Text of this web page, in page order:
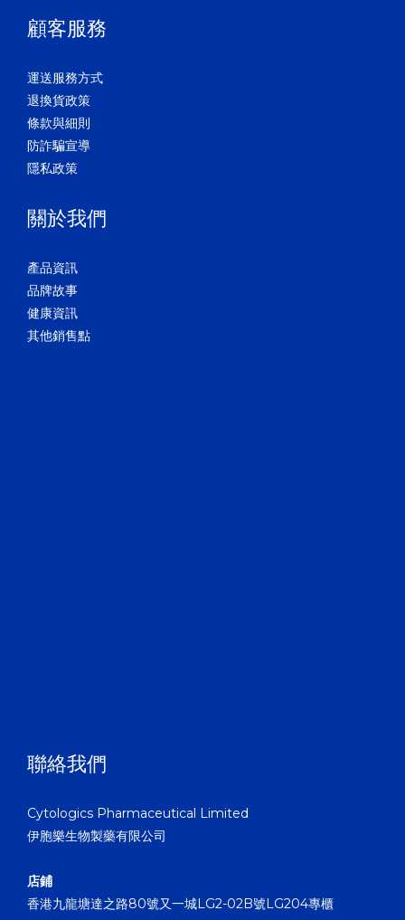
顧客服務
運送服務方式
退換貨政策
條款與細則
防詐騙宣導
隱私政策
關於我們
產品資訊
品牌故事
健康資訊
其他銷售點
聯絡我們
Cytologics Pharmaceutical Limited
伊胞樂生物製藥有限公司
店鋪
香港九龍塘達之路80號又一城LG2-02B號LG204專櫃